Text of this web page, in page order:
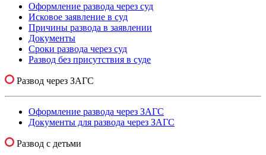
Оформление развода через суд
Исковое заявление в суд
Причины развода в заявлении
Документы
Сроки развода через суд
Развод без присутствия в суде
Развод через ЗАГС
Оформление развода через ЗАГС
Документы для развода через ЗАГС
Развод с детьми